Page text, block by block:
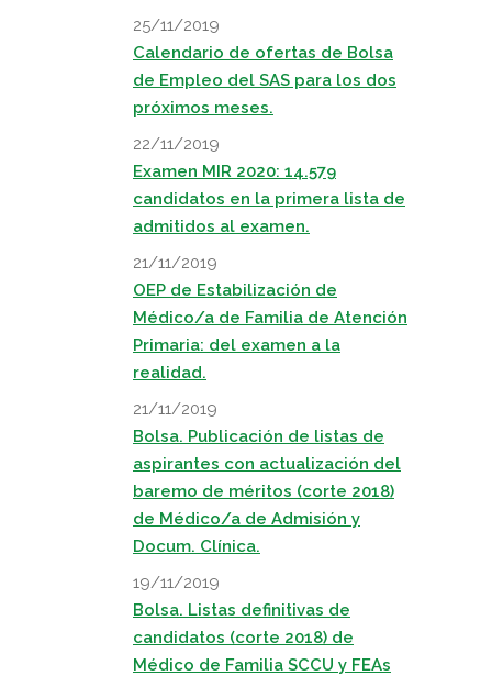
25/11/2019
Calendario de ofertas de Bolsa
de Empleo del SAS para los dos
próximos meses.
22/11/2019
Examen MIR 2020: 14.579
candidatos en la primera lista de
admitidos al examen.
21/11/2019
OEP de Estabilización de
Médico/a de Familia de Atención
Primaria: del examen a la
realidad.
21/11/2019
Bolsa. Publicación de listas de
aspirantes con actualización del
baremo de méritos (corte 2018)
de Médico/a de Admisión y
Docum. Clínica.
19/11/2019
Bolsa. Listas definitivas de
candidatos (corte 2018) de
Médico de Familia SCCU y FEAs